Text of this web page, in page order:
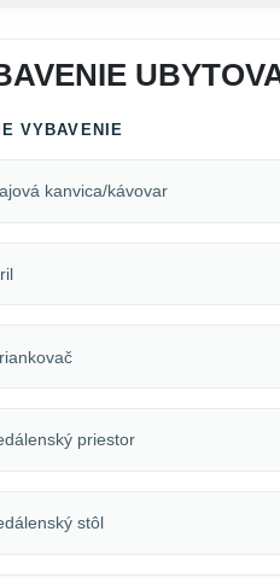
VYBAVENIE
kanvica/kávovar
priestor
stôl